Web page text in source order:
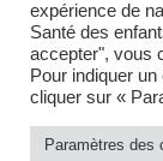
© 2025 Santé
expérience de
Santé des
accepter", vous
Pour indiquer
cliquer sur «
Paramètres des